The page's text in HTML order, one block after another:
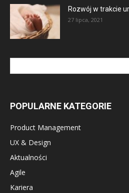
Rozwój w trakcie
27 lipca, 2021
POPULARNE KATEGORIE
Product Management
UX & Design
Aktualności
Agile
Kariera